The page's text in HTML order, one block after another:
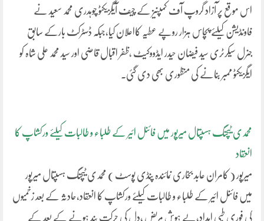
اس موقع پر آزاد گروپ آف کمپنیز کے چیف آیگزیکٹو چوہدری محمد سعید نے
فاونڈیشن کیلئے پچاس ہزار روپے عطیہ کااعلان کیا،جبکہ ڈسٹرکٹ بارکے سابق
جنرل سیکرٹری سید فیضان حیدر ایڈووکیٹ ،ظفر اقبال قاضی اور سید محمد علی شاہ کو
ایگزیکٹو ممبر بنانے کی منظوری بھی دی گئی۔
محمدی ٹیچنگ ہسپتال میرپور میں فائنل ائیر کے طلباء و طالبات کیلئے ورکشاپ کا
انعقاد
میرپور ( کامران عابد بخاری نمائندہ پنڈی پوسٹ ) محمدی ٹیچنگ ہسپتال میرپور
میں فائنل ائیر کے طلباء و طالبات کیلئے ورکشاپ کا انعقاد،حادثہ کے بعد زخمیوں
کی فوری طبی امداد،بے ہوش مریض ،دل کی حرکت بند ہونے کے بعد کے